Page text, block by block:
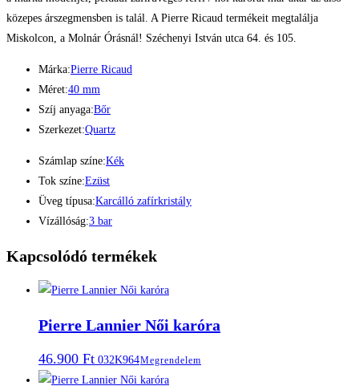
közepes árszegmensben is talál. A Pierre Ricaud termékeit megtalálja
Miskolcon, a Molnár Órásnál! Széchenyi István utca 64. és 105.
Márka:Pierre Ricaud
Méret:40 mm
Szíj anyaga:Bőr
Szerkezet:Quartz
Számlap színe:Kék
Tok színe:Ezüst
Üveg típusa:Karcálló zafírkristály
Vízállóság:3 bar
Kapcsolódó termékek
Pierre Lannier Női karóra
46.900 Ft 032K964Megrendelem